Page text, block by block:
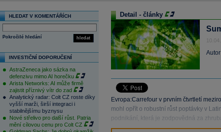
HLEDAT V KOMENTÁŘÍCH
hledat
Pokročilé hledání
INVESTIČNÍ DOPORUČENÍ
AstraZeneca jako sázka na
defenzivu mimo AI horečku
Arista Networks: AI může firmě
zajistit příznivý vítr do zad
Analytický radar: Colt CZ roste díky
vyšší marži, širší integraci i
stabilnějšímu byznysu
Nové střelivo pro další růst. Patria
mění cílovou cenu pro Colt CZ
Detail - články
Evropa:Carrefour v prvním čtvrtletí
mohl opřít o robustní růst poptávky v
podnikání, která je zodpovědná za